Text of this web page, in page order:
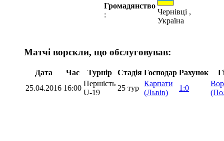
Громадянство
:
Чернівці ,
Україна
Матчі ворскли, що обслуговував:
Дата Час Турнір Стадія Господар Рахунок
25.04.2016 16:00
Першість
U-19
25 тур
Карпати
(Львів)
1:0